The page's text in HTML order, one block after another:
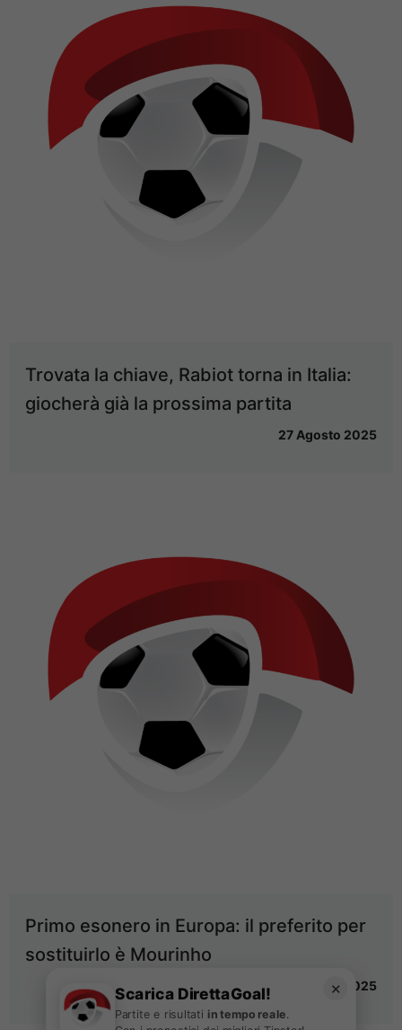
Trovata la chiave, Rabiot torna in Italia:
giocherà già la prossima partita
27 Agosto 2025
Primo esonero in Europa: il preferito per
sostituirlo è Mourinho
25 Agosto 2025
✕
Scarica DirettaGoal!
Partite e risultati in tempo reale.